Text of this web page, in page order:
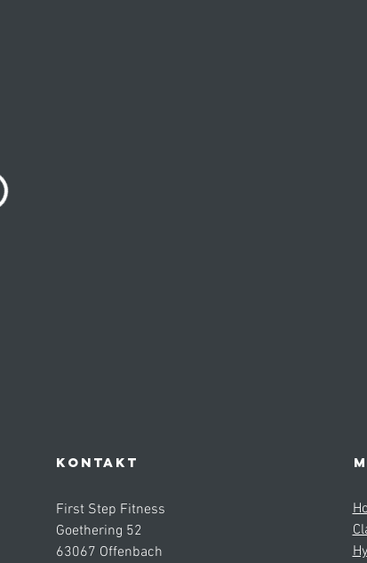
KONTAKT
First Step Fitness
Goethering 52
63067 Offenbach